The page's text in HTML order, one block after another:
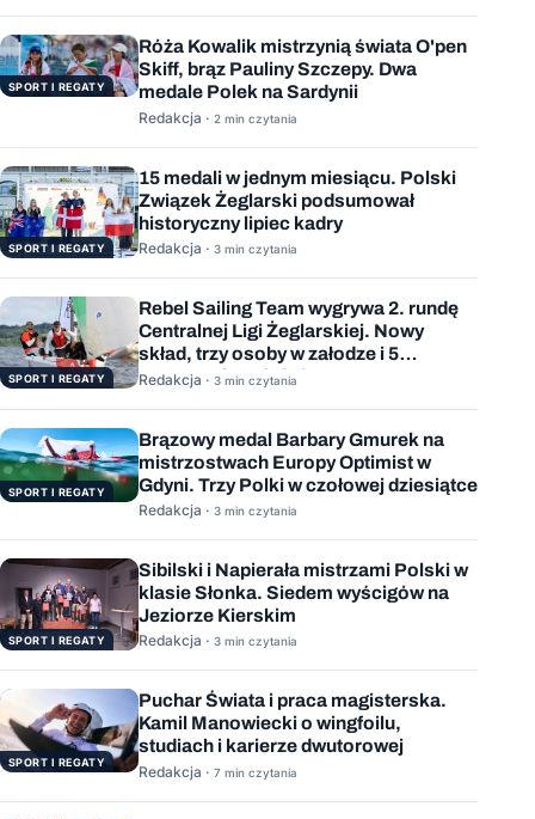
SPORT I REGATY
Róża Kowalik mistrzynią świata O'pen
Skiff, brąz Pauliny Szczepy. Dwa
medale Polek na Sardynii
Redakcja · 2 min czytania
SPORT I REGATY
15 medali w jednym miesiącu. Polski
Związek Żeglarski podsumował
historyczny lipiec kadry
Redakcja · 3 min czytania
SPORT I REGATY
Rebel Sailing Team wygrywa 2. rundę
Centralnej Ligi Żeglarskiej. Nowy
skład, trzy osoby w załodze i 5
wygranych wyścigów
Redakcja · 3 min czytania
SPORT I REGATY
Brązowy medal Barbary Gmurek na
mistrzostwach Europy Optimist w
Gdyni. Trzy Polki w czołowej dziesiątce
Redakcja · 3 min czytania
SPORT I REGATY
Sibilski i Napierała mistrzami Polski w
klasie Słonka. Siedem wyścigów na
Jeziorze Kierskim
Redakcja · 3 min czytania
SPORT I REGATY
Puchar Świata i praca magisterska.
Kamil Manowiecki o wingfoilu,
studiach i karierze dwutorowej
Redakcja · 7 min czytania